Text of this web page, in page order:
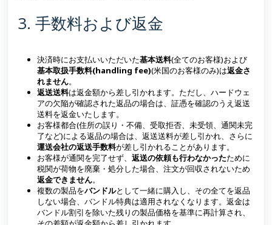
3. 手数料および返金
決済時にお支払いいただいた基本送料(全てのお客様)および
基本取扱手数料(handling fee)(米国のお客様のみ)は返金さ
れません。
返送送料は返金額から差し引かれます。ただし、ハードウェ
アの欠陥が確認された返品の場合は、証憑を確認のうえ返送
送料を返金いたします。
お客様都合(住所の誤り・不備、受取拒否、未受領、通関未完
了など)による返品の場合は、返送送料が差し引かれ、さらに
運送会社の返送手数料が差し引かれることがあります。
お客様が通関を完了せず、 返送の依頼も行わなかったために
税関が荷物を廃棄・処分した場合、注文が回収されないため
返金できません。
複数の製品をバンドルとして一緒に購入し、その全てを返品
しない場合、バンドル特典は適用されなくなります。返金は
バンドル割引を除いた残りの製品価格を基準に再計算され、